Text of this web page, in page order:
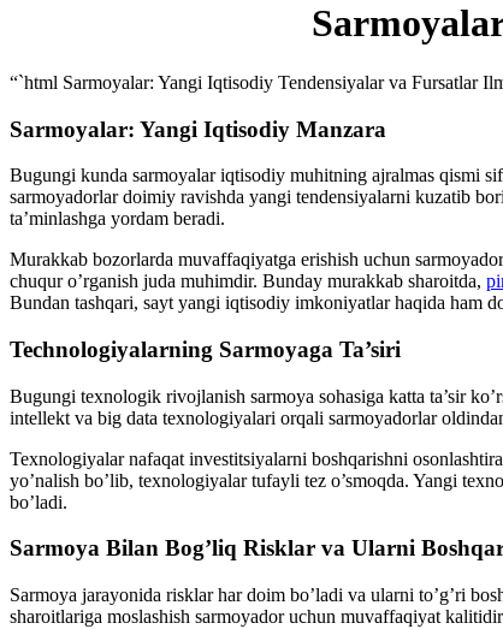
“`html Sarmoyalar: Yangi Iqtisodiy Tendensiyalar va Fursatlar
Sarmoyalar: Yangi Iqtisodiy Manzara
Bugungi kunda sarmoyalar iqtisodiy muhitning ajralmas qismi
sarmoyadorlar doimiy ravishda yangi tendensiyalarni kuzatib
ta’minlashga yordam beradi.
Murakkab bozorlarda muvaffaqiyatga erishish uchun
chuqur o’rganish juda muhimdir. Bunday murakkab sharoitda,
Bundan tashqari, sayt yangi iqtisodiy imkoniyatlar haqida ham
Technologiyalarning Sarmoyaga Ta’siri
Bugungi texnologik rivojlanish sarmoya sohasiga katta ta’sir
intellekt va big data texnologiyalari orqali sarmoyadorlar
Texnologiyalar nafaqat investitsiyalarni boshqarishni
yo’nalish bo’lib, texnologiyalar tufayli tez o’smoqda. Yangi
bo’ladi.
Sarmoya Bilan Bog’liq Risklar va Ularni
Sarmoya jarayonida risklar har doim bo’ladi va ularni to’g’ri
sharoitlariga moslashish sarmoyador uchun muvaffaqiyat